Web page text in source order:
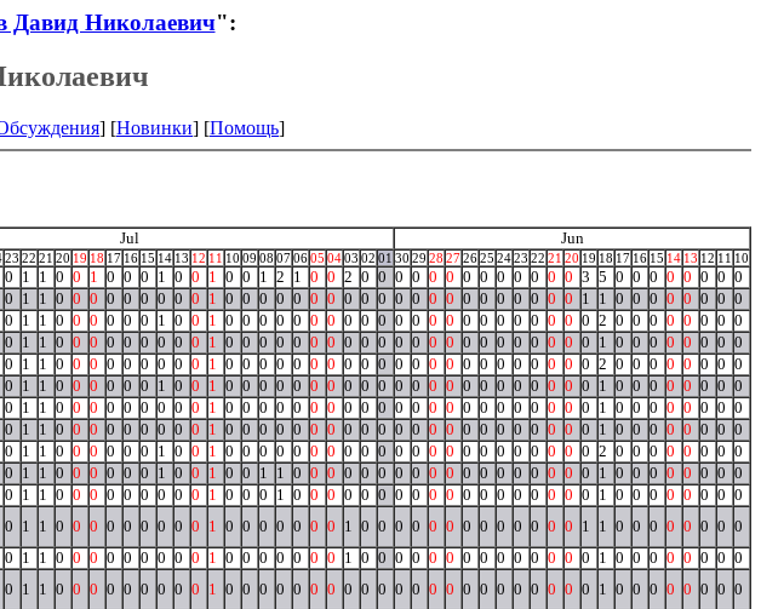
Давид Николаевич":
] [Новинки] [Помощь]
Jul Jun
23 22 21 20 19 18 17 16 15 14 13 12 11 10 09 08 070605 0403 02 01 30 29 28 272625 2423 22 21 20 19 18 17 16 15 14 13 12 11 10
0 1 1 0 0 1 0 0 0 1 0 0 1 0 0 1 2 1 0 0 2 0 0 0 0 0 0 0 0 0 0 0 0 0 3 5 0 0 0 0 0 0 0 0
0 1 1 0 0 0 0 0 0 0 0 0 1 0 0 0 0 0 0 0 0 0 0 0 0 0 0 0 0 0 0 0 0 0 1 1 0 0 0 0 0 0 0 0
0 1 1 0 0 0 0 0 0 1 0 0 1 0 0 0 0 0 0 0 0 0 0 0 0 0 0 0 0 0 0 0 0 0 0 2 0 0 0 0 0 0 0 0
0 1 1 0 0 0 0 0 0 0 0 0 1 0 0 0 0 0 0 0 0 0 0 0 0 0 0 0 0 0 0 0 0 0 0 1 0 0 0 0 0 0 0 0
0 1 1 0 0 0 0 0 0 0 0 0 1 0 0 0 0 0 0 0 0 0 0 0 0 0 0 0 0 0 0 0 0 0 0 2 0 0 0 0 0 0 0 0
0 1 1 0 0 0 0 0 0 1 0 0 1 0 0 0 0 0 0 0 0 0 0 0 0 0 0 0 0 0 0 0 0 0 0 1 0 0 0 0 0 0 0 0
0 1 1 0 0 0 0 0 0 0 0 0 1 0 0 0 0 0 0 0 0 0 0 0 0 0 0 0 0 0 0 0 0 0 0 1 0 0 0 0 0 0 0 0
0 1 1 0 0 0 0 0 0 0 0 0 1 0 0 0 0 0 0 0 0 0 0 0 0 0 0 0 0 0 0 0 0 0 0 1 0 0 0 0 0 0 0 0
0 1 1 0 0 0 0 0 0 1 0 0 1 0 0 0 0 0 0 0 0 0 0 0 0 0 0 0 0 0 0 0 0 0 0 2 0 0 0 0 0 0 0 0
0 1 1 0 0 0 0 0 0 1 0 0 1 0 0 1 1 0 0 0 0 0 0 0 0 0 0 0 0 0 0 0 0 0 0 1 0 0 0 0 0 0 0 0
0 1 1 0 0 0 0 0 0 0 0 0 1 0 0 0 1 0 0 0 0 0 0 0 0 0 0 0 0 0 0 0 0 0 0 1 0 0 0 0 0 0 0 0
0 1 1 0 0 0 0 0 0 0 0 0 1 0 0 0 0 0 0 0 1 0 0 0 0 0 0 0 0 0 0 0 0 0 1 1 0 0 0 0 0 0 0 0
0 1 1 0 0 0 0 0 0 0 0 0 1 0 0 0 0 0 0 0 1 0 0 0 0 0 0 0 0 0 0 0 0 0 0 1 0 0 0 0 0 0 0 0
0 1 1 0 0 0 0 0 0 0 0 0 1 0 0 0 0 0 0 0 0 0 0 0 0 0 0 0 0 0 0 0 0 0 0 1 0 0 0 0 0 0 0 0